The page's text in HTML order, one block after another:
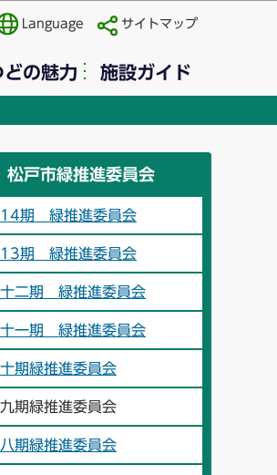
Language サイトマップ
どの魅力 施設ガイド
松戸市緑推進委員会
期 緑推進委員会
期 緑推進委員会
二期 緑推進委員会
一期 緑推進委員会
期緑推進委員会
期緑推進委員会
期緑推進委員会